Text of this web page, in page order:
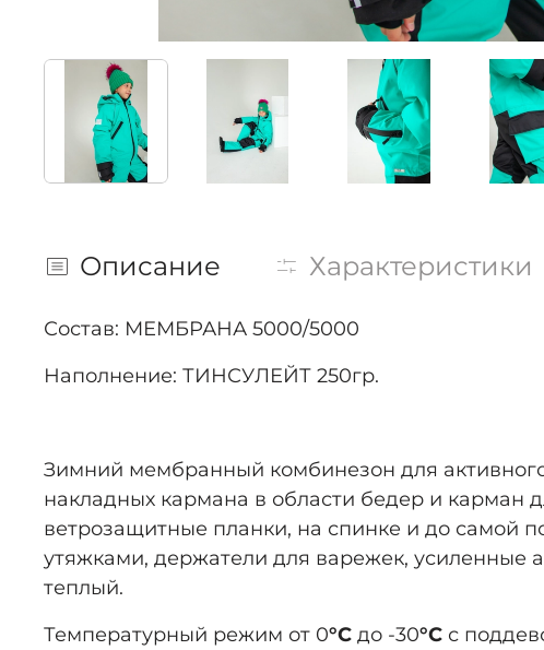
Описание Характеристики
Состав: МЕМБРАНА 5000/5000
Наполнение: ТИНСУЛЕЙТ 250гр.
Зимний мембранный комбинезон для
накладных кармана в области бедер и карман
ветрозащитные планки, на спинке и до самой
утяжками, держатели для варежек, усиленные
теплый.
Температурный режим от 0°C до -30°C с